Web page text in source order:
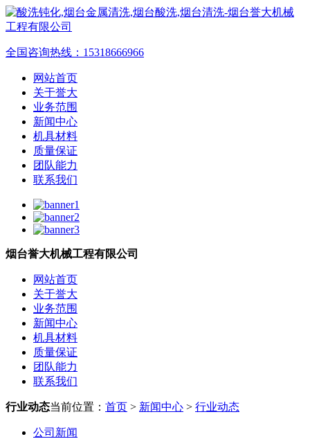
全国咨询热线： 15318666966
网站首页
关于誉大
业务范围
新闻中心
机具材料
质量保证
团队能力
联系我们
烟台誉大机械工程有限公司
网站首页
关于誉大
业务范围
新闻中心
机具材料
质量保证
团队能力
联系我们
行业动态当前位置： 首页 > 新闻中心 > 行业动态
公司新闻